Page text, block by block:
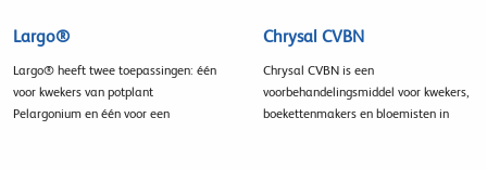
Largo®
Largo® heeft twee toepassingen: één
voor kwekers van potplant
Pelargonium en één voor een
Chrysal CVBN
Chrysal CVBN is een
voorbehandelingsmiddel voor kwekers,
boekettenmakers en bloemisten in